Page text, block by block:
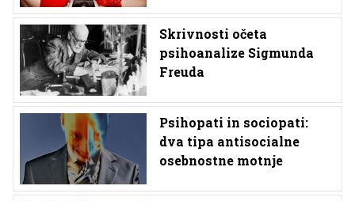
Skrivnosti očeta
psihoanalize Sigmunda
Freuda
Psihopati in sociopati:
dva tipa antisocialne
osebnostne motnje